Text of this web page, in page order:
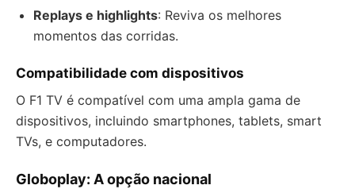
Replays e highlights: Reviva os melhores
momentos das corridas.
Compatibilidade com dispositivos
O F1 TV é compatível com uma ampla gama de
dispositivos, incluindo smartphones, tablets, smart
TVs, e computadores.
Globoplay: A opção nacional